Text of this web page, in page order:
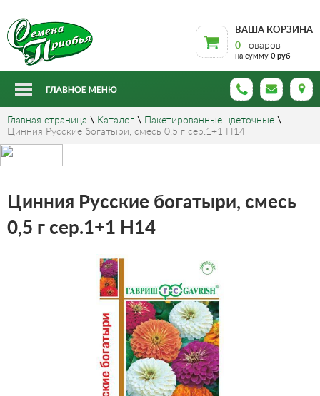
ВАША КОРЗИНА
0 товаров
на сумму 0 руб
Главная страница \ Каталог \ Пакетированные цветочные \
Цинния Русские богатыри, смесь 0,5 г сер.1+1 Н14
Цинния Русские богатыри, смесь
0,5 г сер.1+1 Н14